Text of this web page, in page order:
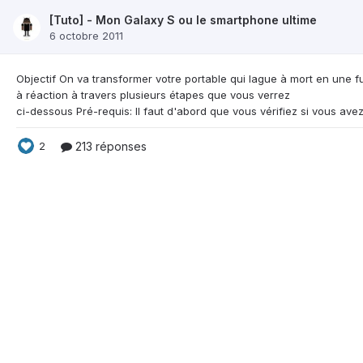
[Tuto] - Mon Galaxy S ou le smartphone ultime
6 octobre 2011
Objectif On va transformer votre portable qui lague à mort en une
à réaction à travers plusieurs étapes que vous verrez
2 213 réponses